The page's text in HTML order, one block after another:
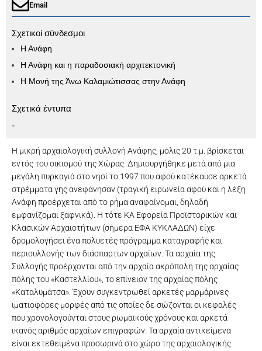
Η μικρή αρχαιολογική συλλογή Ανάφης, μόλις 20 τ.μ. βρίσκεται
εντός του οικισμού της Χώρας. Δημιουργήθηκε μετά από μια
μεγάλη πυρκαγιά στο νησί το 1997 που αφού κατέκαυσε αρκετά
στρέμματα γης ανεφάνησαν (τραγική ειρωνεία αφού και η λέξη
Ανάφη προέρχεται από το ρήμα αναφαίνομαι, δηλαδή
εμφανίζομαι ξαφνικά). Η τότε ΚΑ Εφορεία Προϊστορικών και
Κλασικών Αρχαιοτήτων (σήμερα ΕΦΑ ΚΥΚΛΑΔΩΝ) είχε
δρομολογήσει ένα πολυετές πρόγραμμα καταγραφής και
περισυλλογής των διάσπαρτων αρχαίων. Τα αρχαία της
Συλλογής προέρχονται από την αρχαία ακρόπολη της αρχαίας
πόλης του «Καστελλίου», το επίνειον της αρχαίας πόλης
«Καταλυμάτσα». Έχουν συγκεντρωθεί αρκετές μαρμάρινες
ιματιοφόρες μορφές από τις οποίες δε σώζονται οι κεφαλές
που χρονολογούνται στους ρωμαϊκούς χρόνους και αρκετά
ικανός αριθμός αρχαίων επιγραφών. Τα αρχαία αντικείμενα
είναι εκτεθειμένα προσωρινά στο χώρο της αρχαιολογικής
Email
Σχετικοί σύνδεσμοι
Η Ανάφη
Η Ανάφη και η παραδοσιακή αρχιτεκτονική
Η Μονή της Άνω Καλαμιώτισσας στην Ανάφη
Σχετικά έντυπα
-